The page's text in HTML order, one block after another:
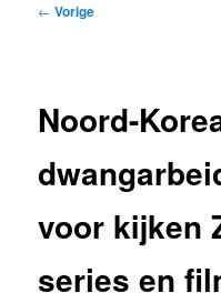
Bericht
← Vorige
Noord-
voor kijken
series en